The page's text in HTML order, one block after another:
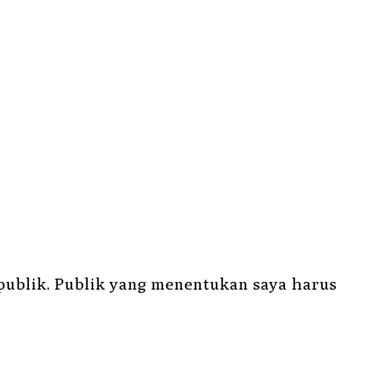
Publik yang menentukan saya harus